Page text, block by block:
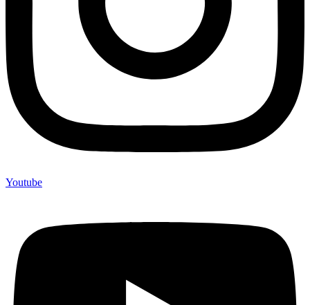
Youtube